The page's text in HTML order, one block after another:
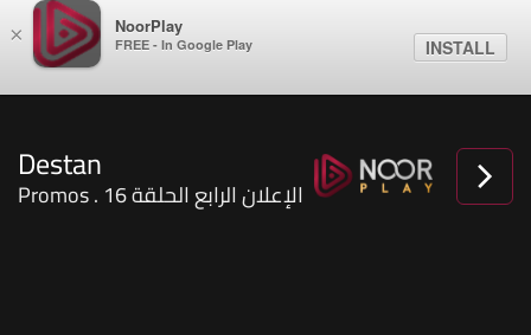
× NoorPlay
FREE - In Google Play INSTALL
Destan
Promos . الإعلان الرابع الحلقة 16